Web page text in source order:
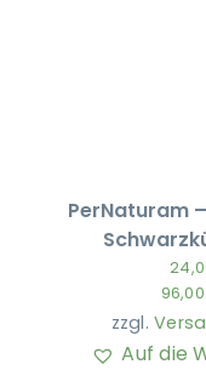
PerNaturam
zzgl.
Auf die